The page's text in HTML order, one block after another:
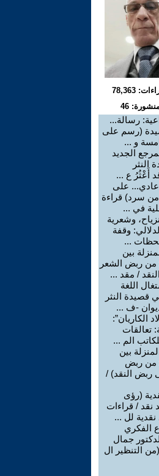
78,363
46
رسالة...
(رسم على
و ...
الجديد
أَعْثُرُ ع ...
على
من سرد) قراءة
في ...
وشعرية
وقفة
...
بين
من ربض الشعر
/ مقد ...
اللغة
قصيدة النثر
ديوان -ف ...
الكاريان”:
تعالقات
الم ...
بين
من ربض
ربض النقد) /
(رؤى
نقد / قراءات
لل ...
الفكري
جمال
التنظير ال